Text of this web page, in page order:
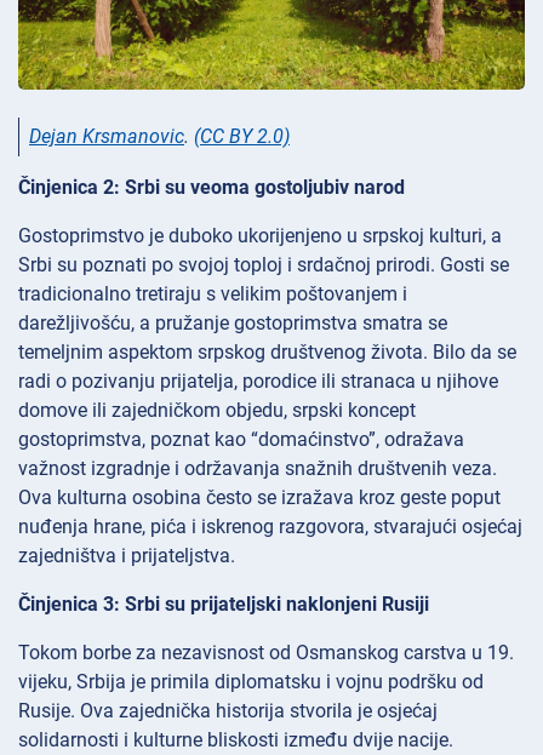
Dejan Krsmanovic. (CC BY 2.0)
Činjenica 2: Srbi su veoma gostoljubiv narod
Gostoprimstvo je duboko ukorijenjeno u srpskoj kulturi, a
Srbi su poznati po svojoj toploj i srdačnoj prirodi. Gosti se
tradicionalno tretiraju s velikim poštovanjem i
darežljivošću, a pružanje gostoprimstva smatra se
temeljnim aspektom srpskog društvenog života. Bilo da se
radi o pozivanju prijatelja, porodice ili stranaca u njihove
domove ili zajedničkom objedu, srpski koncept
gostoprimstva, poznat kao “domaćinstvo”, odražava
važnost izgradnje i održavanja snažnih društvenih veza.
Ova kulturna osobina često se izražava kroz geste poput
nuđenja hrane, pića i iskrenog razgovora, stvarajući osjećaj
zajedništva i prijateljstva.
Činjenica 3: Srbi su prijateljski naklonjeni Rusiji
Tokom borbe za nezavisnost od Osmanskog carstva u 19.
vijeku, Srbija je primila diplomatsku i vojnu podršku od
Rusije. Ova zajednička historija stvorila je osjećaj
solidarnosti i kulturne bliskosti između dvije nacije.